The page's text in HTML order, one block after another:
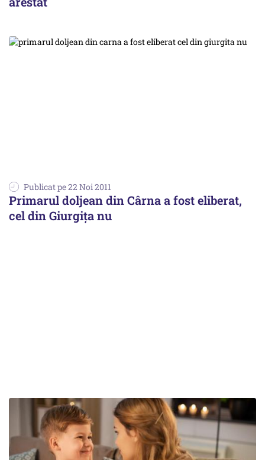
Publicat pe 22 Noi 2011
Primarul doljean din Cârna a fost eliberat,
cel din Giurgiţa nu